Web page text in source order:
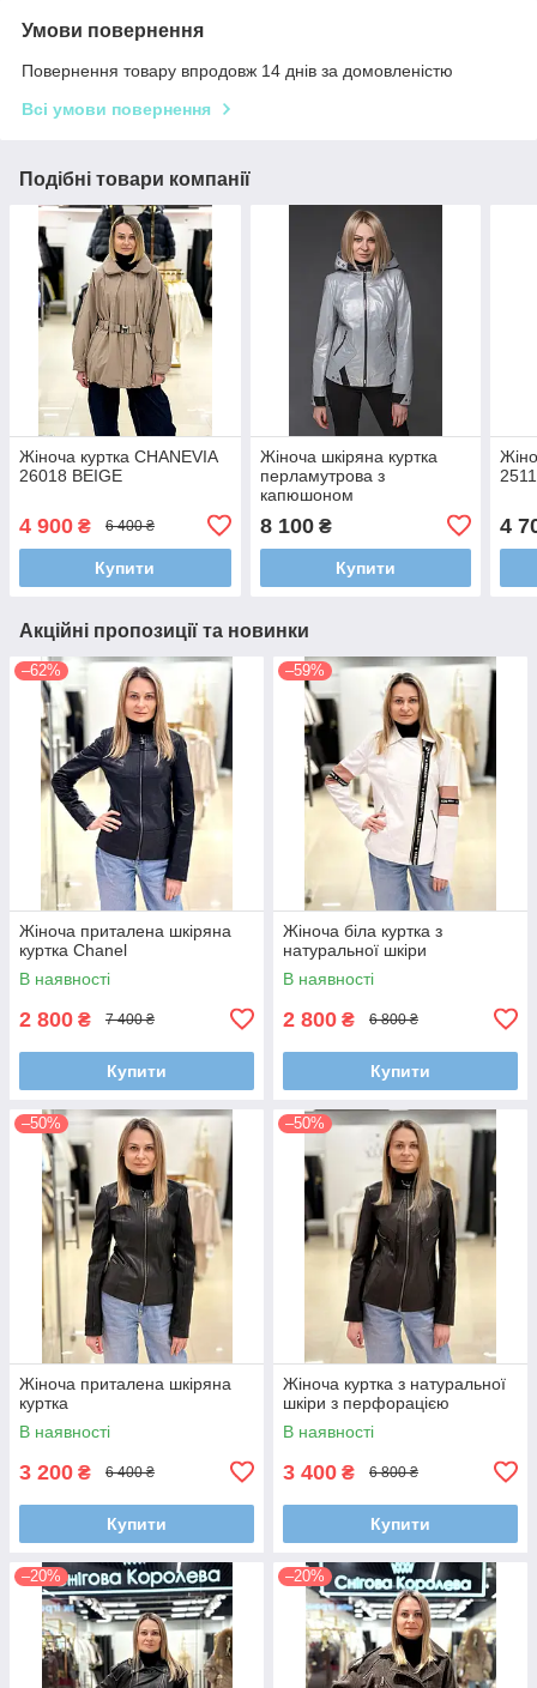
Умови повернення
Повернення товару впродовж 14 днів за домовленістю
Всі умови повернення
Подібні товари компанії
Жіноча куртка CHANEVIA
26018 BEIGE
4 900 ₴ 6 400 ₴
Купити
Жіноча шкіряна куртка
перламутрова з
капюшоном
8 100₴
Купити
4
Акційні пропозиції та новинки
–62%
Жіноча приталена шкіряна
куртка Chanel
В наявності
2 800 ₴ 7 400 ₴
Купити
–59%
Жіноча біла куртка з
натуральної шкіри
В наявності
2 800 ₴ 6 800 ₴
Купити
–50%
Жіноча приталена шкіряна
куртка
В наявності
3 200 ₴ 6 400 ₴
Купити
–50%
Жіноча куртка з натуральної
шкіри з перфорацією
В наявності
3 400 ₴ 6 800 ₴
Купити
–20% –20%